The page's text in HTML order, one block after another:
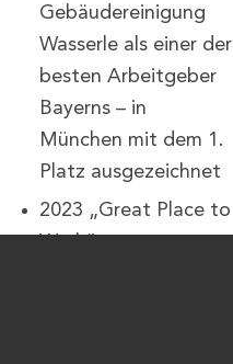
Gebäudereinigung
Wasserle als einer der
besten Arbeitgeber
Bayerns – in
München mit dem 1.
Platz ausgezeichnet
2023 „Great Place to